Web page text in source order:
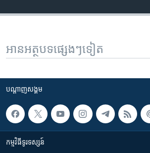
អានអត្ថបទផ្សេងៗទៀត
បណ្តាញ​សង្គម
កម្មវិធី​ទូរទស្សន៍